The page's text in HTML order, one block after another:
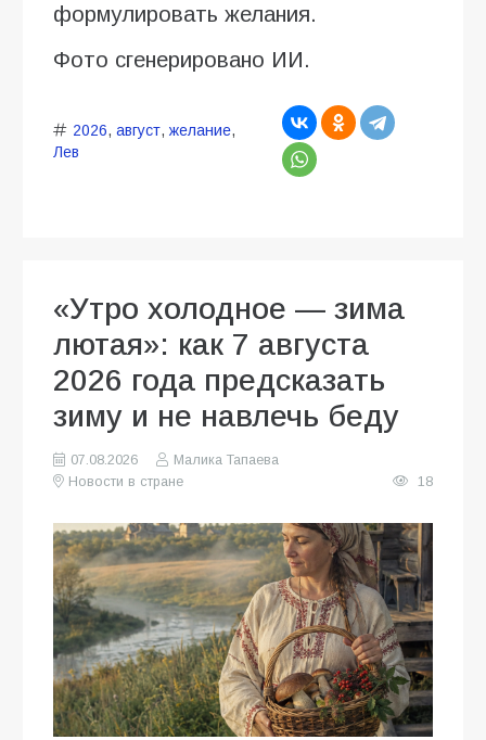
формулировать желания.
Фото сгенерировано ИИ.
2026, август, желание,
Лев
«Утро холодное — зима
лютая»: как 7 августа
2026 года предсказать
зиму и не навлечь беду
07.08.2026
Малика Тапаева
Новости в стране
18